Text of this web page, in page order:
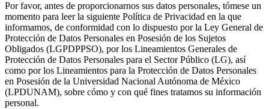
Por favor, antes de proporcionarnos sus datos personales, tómese un
momento para leer la siguiente Política de Privacidad en la que
informamos, de conformidad con lo dispuesto por la Ley General de
Protección de Datos Personales en Posesión de los Sujetos
Obligados (LGPDPPSO), por los Lineamientos Generales de
Protección de Datos Personales para el Sector Público (LG), así
como por los Lineamientos para la Protección de Datos Personales
en Posesión de la Universidad Nacional Autónoma de México
(LPDUNAM), sobre cómo y con qué fines tratamos su información
personal.